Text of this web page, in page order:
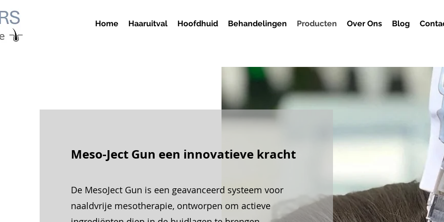
Home Haaruitval Hoofdhuid Behandelingen Producten Over Ons Blog
Meso-Ject Gun een innovatieve kracht
De MesoJect Gun is een geavanceerd systeem voor
naaldvrije mesotherapie, ontworpen om actieve